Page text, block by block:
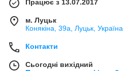
Працює з 13.07.2017
м. Луцьк
Конякіна, 39а, Луцьк, Україна
Контакти
Сьогодні вихідний